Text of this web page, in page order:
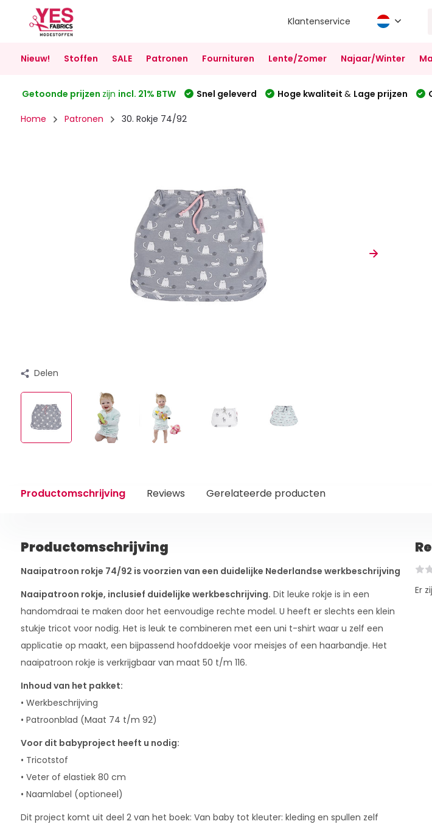
Klantenservice
Nieuw! Stoffen SALE Patronen Fournituren Lente/Zomer Najaar/Winter
Getoonde prijzen zijn incl. 21% BTW Snel geleverd Hoge kwaliteit & Lage prijzen
Home Patronen 30. Rokje 74/92
Delen
Productomschrijving Reviews Gerelateerde producten
Productomschrijving
Naaipatroon rokje 74/92 is voorzien van een duidelijke Nederlandse werkbeschrijving
Naaipatroon rokje, inclusief duidelijke werkbeschrijving. Dit leuke rokje is in een
handomdraai te maken door het eenvoudige rechte model. U heeft er slechts een klein
stukje tricot voor nodig. Het is leuk te combineren met een uni t-shirt waar u zelf een
applicatie op maakt, een bijpassend hoofddoekje voor meisjes of een haarbandje. Het
naaipatroon rokje is verkrijgbaar van maat 50 t/m 116.
Inhoud van het pakket:
• Werkbeschrijving
• Patroonblad (Maat 74 t/m 92)
Voor dit babyproject heeft u nodig:
• Tricotstof
• Veter of elastiek 80 cm
• Naamlabel (optioneel)
Dit project komt uit deel 2 van het boek: Van baby tot kleuter: kleding en spullen zelf
Er